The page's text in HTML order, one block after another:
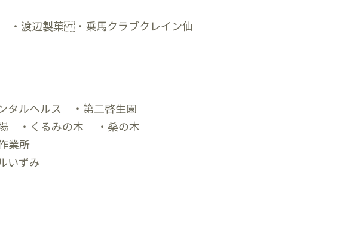
・渡辺製菓 ・乗馬クラブクレイン仙
タルヘルス ・第二啓生園
・くるみの木 ・桑の木
業所
いずみ